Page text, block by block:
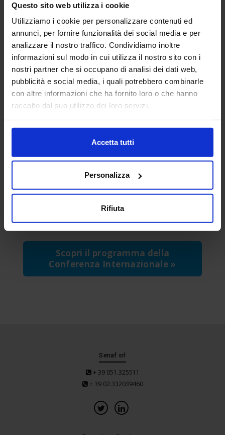
Questo sito web utilizza i cookie
Utilizziamo i cookie per personalizzare contenuti ed
annunci, per fornire funzionalità dei social media e per
analizzare il nostro traffico. Condividiamo inoltre
informazioni sul modo in cui utilizza il nostro sito con i
nostri partner che si occupano di analisi dei dati web,
pubblicità e social media, i quali potrebbero combinarle
con altre informazioni che ha fornito loro o che hanno
raccolto dal suo utilizzo dei loro servizi.
Accetta tutti
Personalizza
Rifiuta
Luca Granata, dopo la Laurea Triennale in Ingegneria Civile
ed Ambientale presso l’Università Federico II di Napoli a
Luglio 2017, ha completato i suoi studi presso la University
of Surrey (United Kingdom) con un MSc in Structural
Engineering a Settembre 2018.
Immediatamente dopo il conseguimento della Laurea, ha
iniziato la sua carriera lavorativa presso Jacobs come
Graduate Asset Management Consultant. Il ruolo si occupa
della gestione strategica di ogni tipo di Infrastruttura e
Struttura. In particolare si è occupato di Ferrovie,
nelle ricerche sul Digital Twin dato il crescente interesse
A partire da Gennaio 2019, ha iniziato ad approfondire il suo
positivi che il BIM e il Digital Twin possono apportare alla
gestione di qualsiasi Asset
“IDTUK & Livelli di Fabbisogno Informativo”
Scopri il programma della
Conferenza Internazionale »
Senaf srl
+ 39 051.325511
+ 39 02.332039460